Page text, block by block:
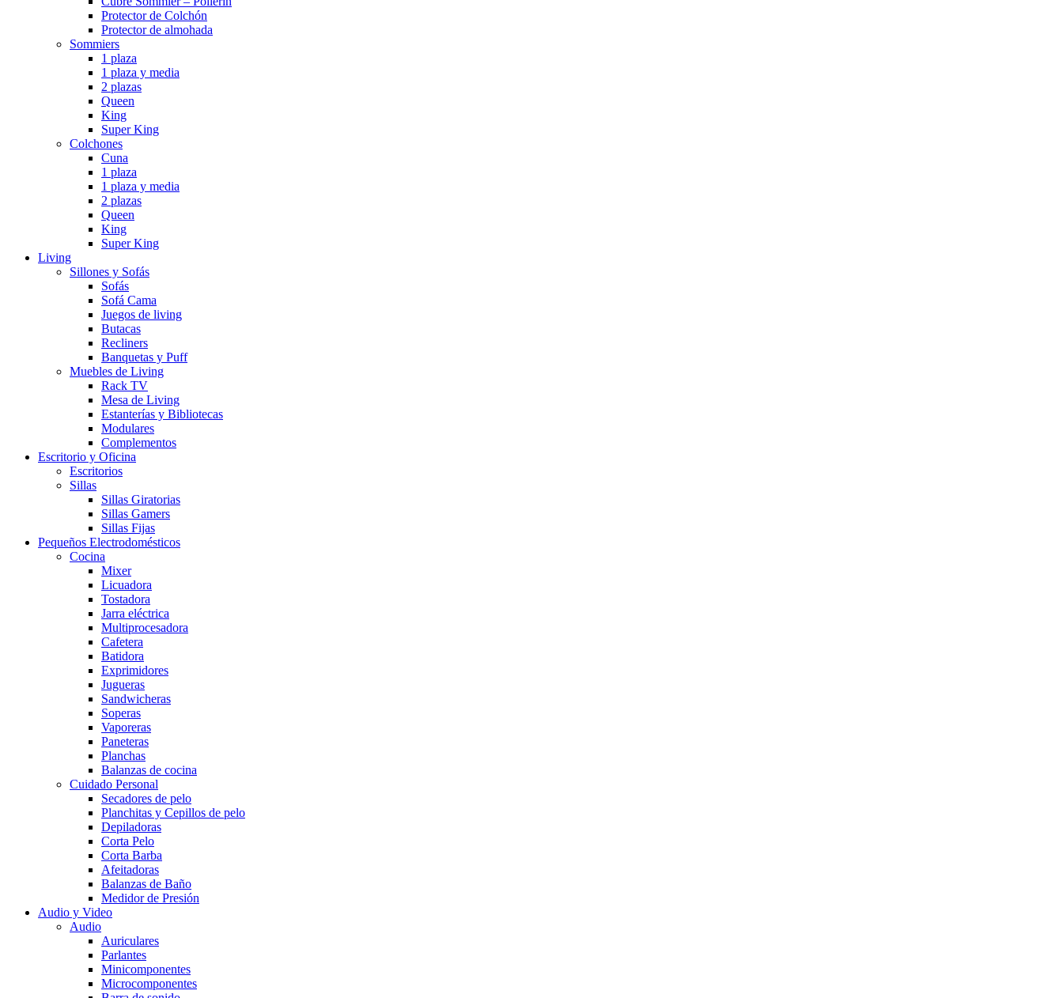
Protector de Colchón
Protector de almohada
Sommiers
1 plaza
1 plaza y media
2 plazas
Queen
King
Super King
Colchones
Cuna
1 plaza
1 plaza y media
2 plazas
Queen
King
Super King
Living
Sillones y Sofás
Sofás
Sofá Cama
Juegos de living
Butacas
Recliners
Banquetas y Puff
Muebles de Living
Rack TV
Mesa de Living
Estanterías y Bibliotecas
Modulares
Complementos
Escritorio y Oficina
Escritorios
Sillas
Sillas Giratorias
Sillas Gamers
Sillas Fijas
Pequeños Electrodomésticos
Cocina
Mixer
Licuadora
Tostadora
Jarra eléctrica
Multiprocesadora
Cafetera
Batidora
Exprimidores
Jugueras
Sandwicheras
Soperas
Vaporeras
Paneteras
Planchas
Balanzas de cocina
Cuidado Personal
Secadores de pelo
Planchitas y Cepillos de pelo
Depiladoras
Corta Pelo
Corta Barba
Afeitadoras
Balanzas de Baño
Medidor de Presión
Audio y Video
Audio
Auriculares
Parlantes
Minicomponentes
Microcomponentes